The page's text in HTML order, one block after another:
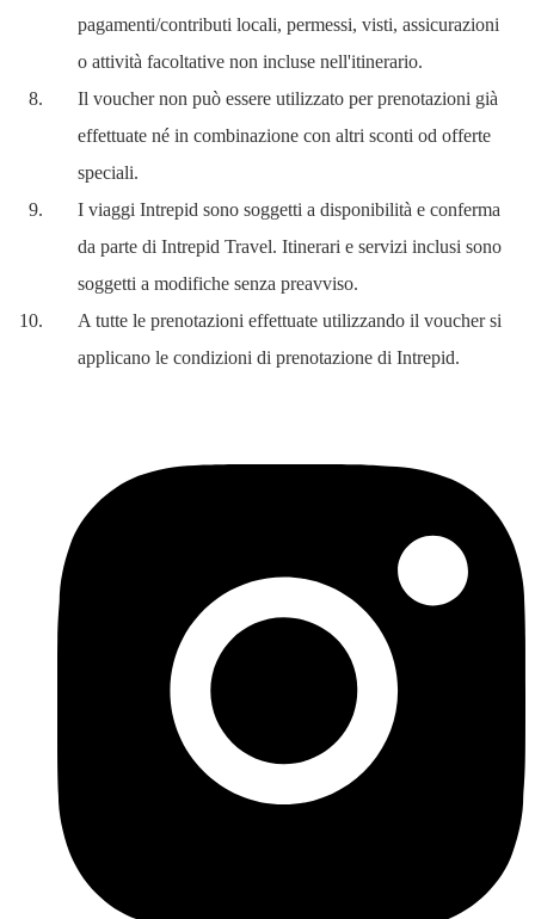
pagamenti/contributi locali, permessi, visti, assicurazioni
o attività facoltative non incluse nell'itinerario.
Il voucher non può essere utilizzato per prenotazioni già
effettuate né in combinazione con altri sconti od offerte
speciali.
I viaggi Intrepid sono soggetti a disponibilità e conferma
da parte di Intrepid Travel. Itinerari e servizi inclusi sono
soggetti a modifiche senza preavviso.
A tutte le prenotazioni effettuate utilizzando il voucher si
applicano le condizioni di prenotazione di Intrepid.